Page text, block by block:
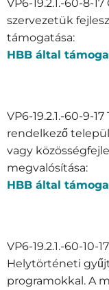
VP6-19.2.1.-60-8-
szervezetük
támogatása:
HBB által
VP6-19.2.1.-60-9-
rendelkező
vagy
megvalósítása:
HBB által
VP6-19.2.1.-60-
Helytörténeti
programokkal. A